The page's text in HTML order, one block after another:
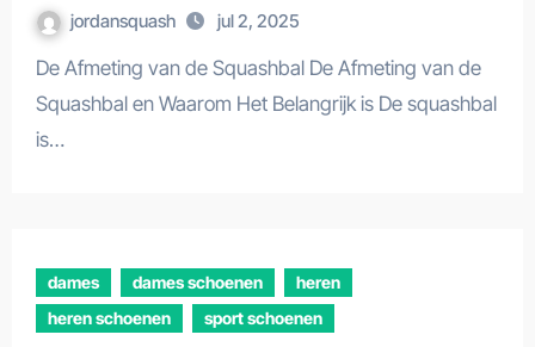
jordansquash jul 2, 2025
De Afmeting van de Squashbal De Afmeting van de
Squashbal en Waarom Het Belangrijk is De squashbal
is…
dames dames schoenen
heren
heren schoenen
sport schoenen